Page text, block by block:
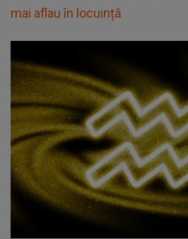
mai aflau în locuință